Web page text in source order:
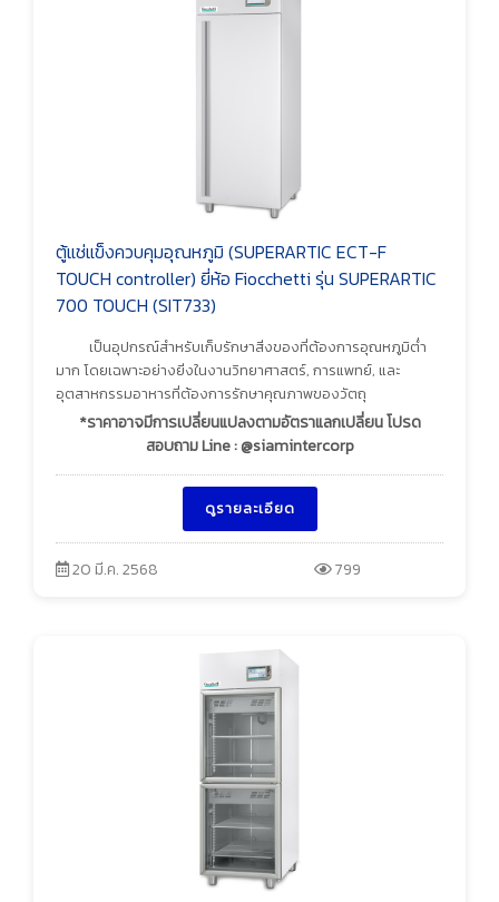
ตู้แช่แข็งควบคุมอุณหภูมิ (SUPERARTIC ECT-F
TOUCH controller) ยี่ห้อ Fiocchetti รุ่น SUPERARTIC
700 TOUCH (SIT733)
เป็นอุปกรณ์สำหรับเก็บรักษาสิ่งของที่ต้องการอุณหภูมิต่ำ
มาก โดยเฉพาะอย่างยิ่งในงานวิทยาศาสตร์, การแพทย์, และ
อุตสาหกรรมอาหารที่ต้องการรักษาคุณภาพของวัตถุ
*ราคาอาจมีการเปลี่ยนแปลงตามอัตราแลกเปลี่ยน โปรด
สอบถาม Line : @siamintercorp
ดูรายละเอียด
20 มี.ค. 2568 799